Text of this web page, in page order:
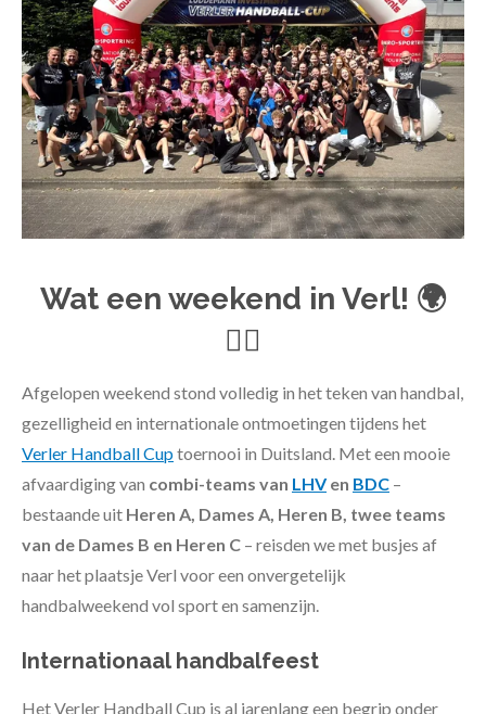
Wat een weekend in Verl! 🌍
🤾‍♂️
Afgelopen weekend stond volledig in het teken van handbal,
gezelligheid en internationale ontmoetingen tijdens het
Verler Handball Cuptoernooi in Duitsland. Met een mooie
afvaardiging van combi-teams van LHVen BDC –
bestaande uit Heren A, Dames A, Heren B, twee teams
van de Dames B en Heren C – reisden we met busjes af
naar het plaatsje Verl voor een onvergetelijk
handbalweekend vol sport en samenzijn.
Internationaal handbalfeest
Het Verler Handball Cup is al jarenlang een begrip onder